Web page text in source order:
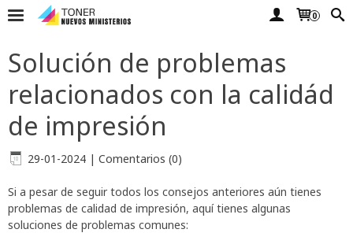
0
Solución de problemas
relacionados con la calidád
de impresión
29-01-2024 | Comentarios (0)
Si a pesar de seguir todos los consejos anteriores aún tienes
problemas de calidad de impresión, aquí tienes algunas
soluciones de problemas comunes: